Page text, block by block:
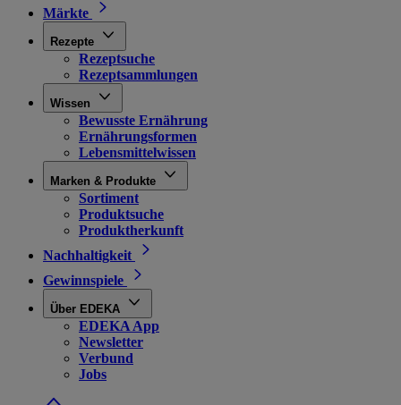
Märkte
Rezepte
Rezeptsuche
Rezeptsammlungen
Wissen
Bewusste Ernährung
Ernährungsformen
Lebensmittelwissen
Marken & Produkte
Sortiment
Produktsuche
Produktherkunft
Nachhaltigkeit
Gewinnspiele
Über EDEKA
EDEKA App
Newsletter
Verbund
Jobs